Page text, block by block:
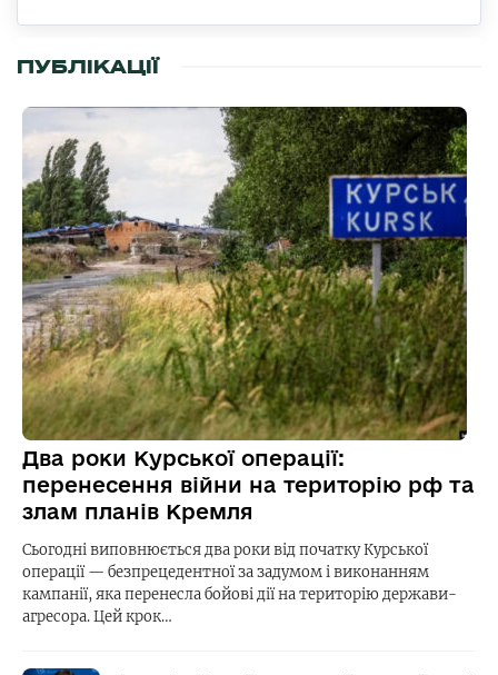
ПУБЛІКАЦІЇ
Два роки Курської операції:
перенесення війни на територію рф та
злам планів Кремля
Сьогодні виповнюється два роки від початку Курської
операції — безпрецедентної за задумом і виконанням
кампанії, яка перенесла бойові дії на територію держави-
агресора. Цей крок…